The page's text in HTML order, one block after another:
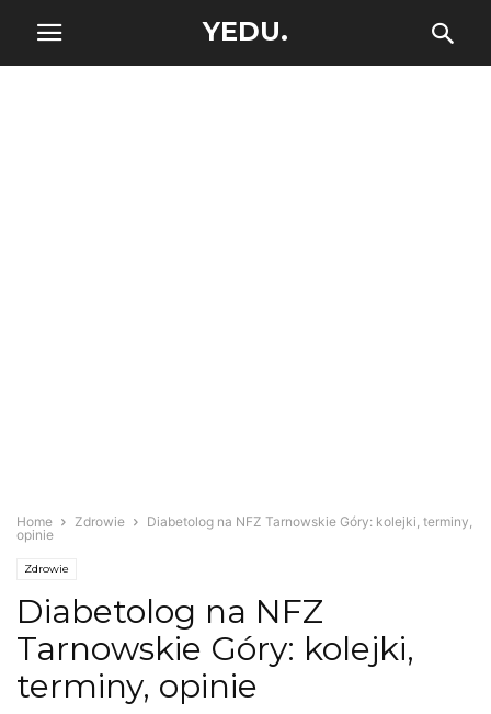
YEDU.
Home Zdrowie
Diabetolog na NFZ Tarnowskie Góry: kolejki, terminy,
opinie
Zdrowie
Diabetolog na NFZ
Tarnowskie Góry: kolejki,
terminy, opinie